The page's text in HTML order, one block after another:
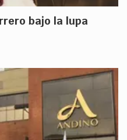
bajo la lupa